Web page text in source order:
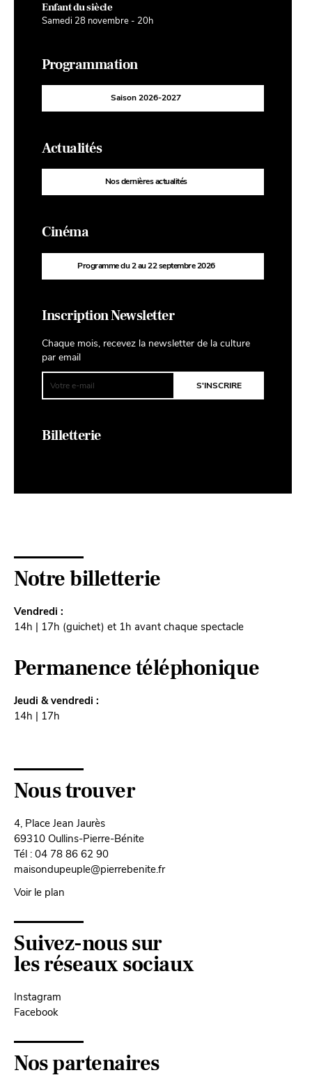
Enfant du siècle
Samedi 28 novembre - 20h
Programmation
Saison 2026-2027
Actualités
Nos dernières actualités
Cinéma
Programme du 2 au 22 septembre 2026
Inscription Newsletter
Chaque mois, recevez la newsletter de la culture
par email
Billetterie
Notre billetterie
Vendredi :
14h | 17h (guichet) et 1h avant chaque spectacle
Permanence téléphonique
Jeudi & vendredi :
14h | 17h
Nous trouver
4, Place Jean Jaurès
69310 Oullins-Pierre-Bénite
Tél : 04 78 86 62 90
maisondupeuple@pierrebenite.fr
Voir le plan
Suivez-nous sur
les réseaux sociaux
Instagram
Facebook
Nos partenaires